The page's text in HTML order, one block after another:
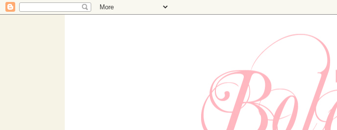
Estudio de diseño con TIENDA ONLINE propia. Especializados en bodas y